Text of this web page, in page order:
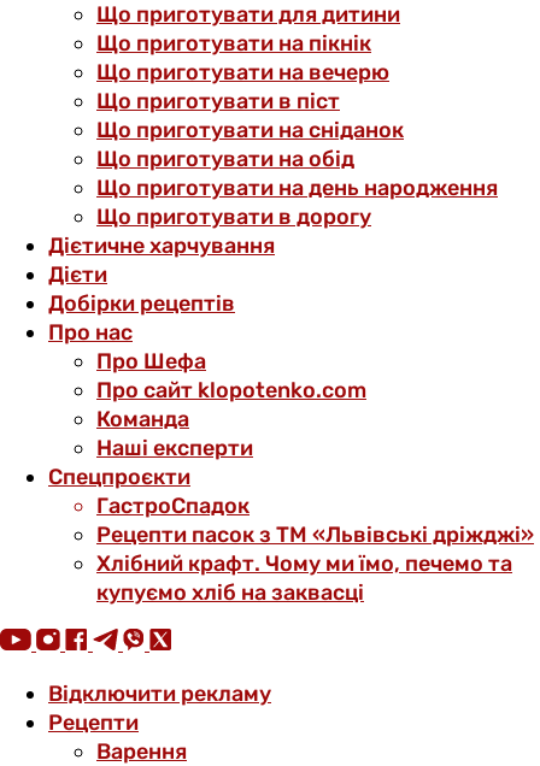
Що приготувати для дитини
Що приготувати на пікнік
Що приготувати на вечерю
Що приготувати в піст
Що приготувати на сніданок
Що приготувати на обід
Що приготувати на день народження
Що приготувати в дорогу
Дієтичне харчування
Дієти
Добірки рецептів
Про нас
Про Шефа
Про сайт klopotenko.com
Команда
Наші експерти
Спецпроєкти
ГастроСпадок
Рецепти пасок з ТМ «Львівські дріжджі»
Хлібний крафт. Чому ми їмо, печемо та
купуємо хліб на заквасці
Відключити рекламу
Рецепти
Варення